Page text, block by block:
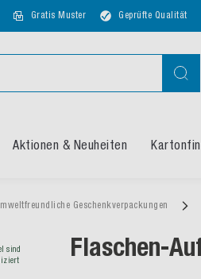
Gratis Muster Geprüfte Qualität
Aktionen & Neuheiten
Geschenkverpackungen
sind
Flaschen-